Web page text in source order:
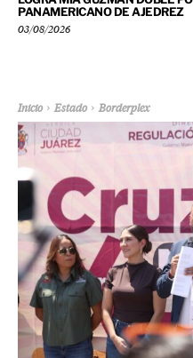
PANAMERICANO DE AJEDREZ
03/08/2026